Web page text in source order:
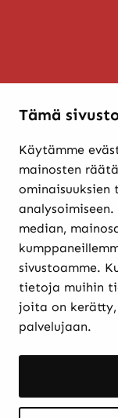
Tämä
Käytämme
mainosten
ominaisuuksien
median,
sivustoamme.
tietoja muihin
joita on
palvelujaan.
Etkö
Haku: